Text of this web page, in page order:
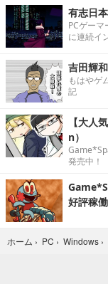
有志日
PCゲー
に連続イ
吉田輝
もはやゲ
記
【大人
n）
発売中！
好評稼
ホーム › PC › Windows ›